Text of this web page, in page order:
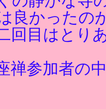
良かったの
回目はとり
禅参加者の